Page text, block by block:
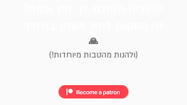
🙏
(ולהנות מהטבות מיוחדות!)